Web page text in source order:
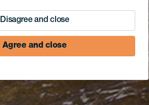
Disagree and close
Agree and close